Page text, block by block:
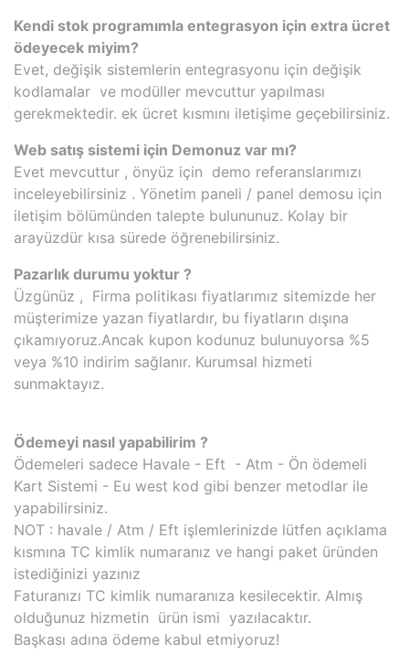
Kendi stok programımla entegrasyon için extra ücret
ödeyecek miyim?
Evet, değişik sistemlerin entegrasyonu için değişik
kodlamalar ve modüller mevcuttur yapılması
gerekmektedir. ek ücret kısmını iletişime geçebilirsiniz.
Web satış sistemi için Demonuz var mı?
Evet mevcuttur , önyüz için demo referanslarımızı
inceleyebilirsiniz . Yönetim paneli / panel demosu için
iletişim bölümünden talepte bulununuz. Kolay bir
arayüzdür kısa sürede öğrenebilirsiniz.
Pazarlık durumu yoktur ?
Üzgünüz , Firma politikası fiyatlarımız sitemizde her
müşterimize yazan fiyatlardır, bu fiyatların dışına
çıkamıyoruz.Ancak kupon kodunuz bulunuyorsa %5
veya %10 indirim sağlanır. Kurumsal hizmeti
sunmaktayız.
Ödemeyi nasıl yapabilirim ?
Ödemeleri sadece Havale - Eft - Atm - Ön ödemeli
Kart Sistemi - Eu west kod gibi benzer metodlar ile
yapabilirsiniz.
NOT : havale / Atm / Eft işlemlerinizde lütfen açıklama
kısmına TC kimlik numaranız ve hangi paket üründen
istediğinizi yazınız
Faturanızı TC kimlik numaranıza kesilecektir. Almış
olduğunuz hizmetin ürün ismi yazılacaktır.
Başkası adına ödeme kabul etmiyoruz!